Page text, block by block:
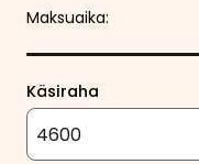
Maksuaika:
Käsiraha